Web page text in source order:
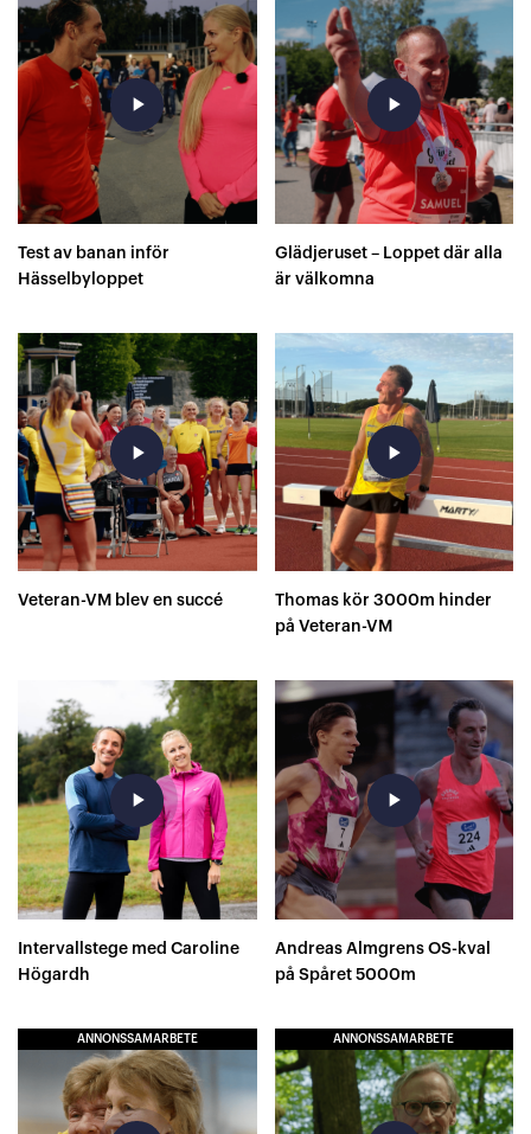
play_arrow
Test av banan inför
Hässelbyloppet
play_arrow
Glädjeruset – Loppet där alla
är välkomna
play_arrow
Veteran-VM blev en succé
play_arrow
Thomas kör 3000m hinder
på Veteran-VM
play_arrow
Intervallstege med Caroline
Högardh
play_arrow
Andreas Almgrens OS-kval
på Spåret 5000m
ANNONSSAMARBETE ANNONSSAMARBETE